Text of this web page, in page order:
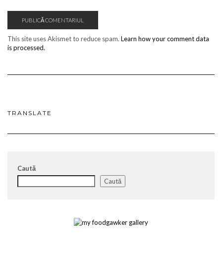
This site uses Akismet to reduce spam. Learn how your comment data
is processed.
TRANSLATE
Caută
Caută